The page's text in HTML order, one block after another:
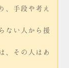
、手段や考え
ない人から援
、その人はあ